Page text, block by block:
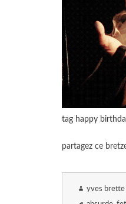
tag happy
partagez ce
yves brette